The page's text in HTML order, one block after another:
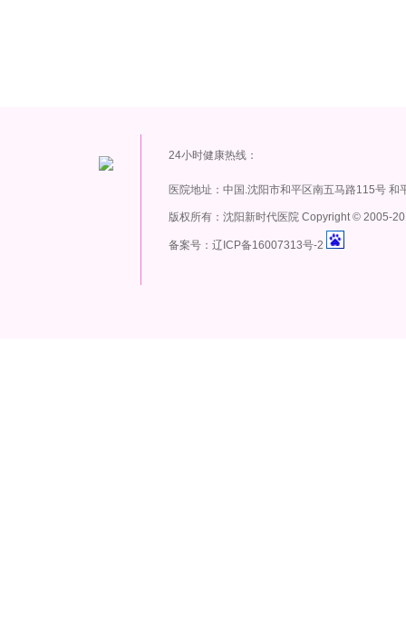
24小时健康热线：
医院地址：中国.沈阳市和平区南五马路115号 和
版权所有：沈阳新时代医院 Copyright© 2005-
备案号：辽ICP备16007313号-2